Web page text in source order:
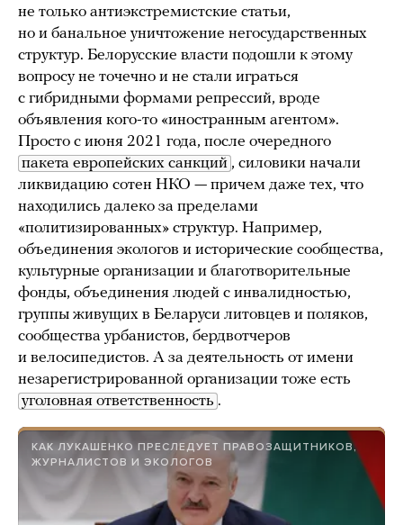
не только антиэкстремистские статьи,
но и банальное уничтожение негосударственных
структур. Белорусские власти подошли к этому
вопросу не точечно и не стали играться
с гибридными формами репрессий, вроде
объявления кого-то «иностранным агентом».
Просто с июня 2021 года, после очередного
пакета европейских санкций , силовики начали
ликвидацию сотен НКО — причем даже тех, что
находились далеко за пределами
«политизированных» структур. Например,
объединения экологов и исторические сообщества,
культурные организации и благотворительные
фонды, объединения людей с инвалидностью,
группы живущих в Беларуси литовцев и поляков,
сообщества урбанистов, бердвотчеров
и велосипедистов. А за деятельность от имени
незарегистрированной организации тоже есть
уголовная ответственность .
КАК ЛУКАШЕНКО ПРЕСЛЕДУЕТ ПРАВОЗАЩИТНИКОВ,
ЖУРНАЛИСТОВ И ЭКОЛОГОВ